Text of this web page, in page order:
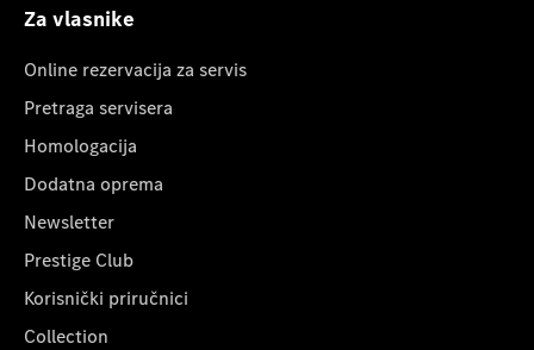
Za vlasnike
Online rezervacija za servis
Pretraga servisera
Homologacija
Dodatna oprema
Newsletter
Prestige Club
Korisnički priručnici
Collection